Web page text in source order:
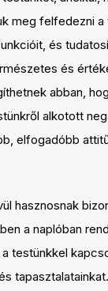
meg felfedezni
és
és
abban,
alkotott
elfogadóbb
hasznosnak
a naplóban
testünkkel